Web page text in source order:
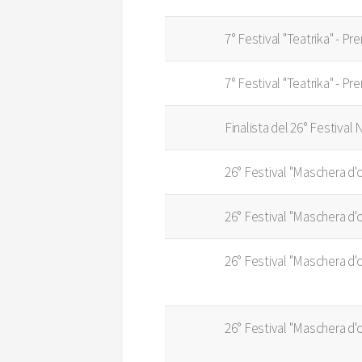
7° Festival "Teatrika" -
7° Festival "Teatrika" -
Finalista del 26° Festival
26° Festival "Maschera
26° Festival "Maschera
26° Festival "Maschera
26° Festival "Maschera